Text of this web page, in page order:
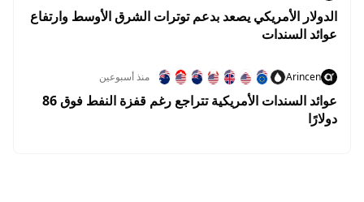
الدولار الأمريكي يصعد بدعم توترات الشرق الأوسط وارتفاع
عوائد السندات
Arincen منذ أسبوعين
عوائد السندات الأمريكية تتراجع رغم قفزة النفط فوق 86
دولارًا